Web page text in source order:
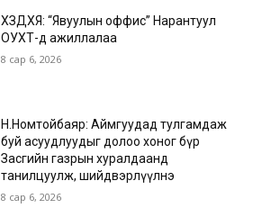
ХЗДХЯ: “Явуулын оффис” Нарантуул
ОУХТ-д ажиллалаа
8 сар 6, 2026
Н.Номтойбаяр: Аймгуудад тулгамдаж
буй асуудлуудыг долоо хоног бүр
Засгийн газрын хуралдаанд
танилцуулж, шийдвэрлүүлнэ
8 сар 6, 2026